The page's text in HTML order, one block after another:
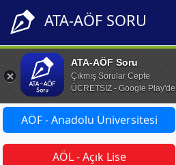
ATA-AÖF SORU
ATA-AÖF Soru
Çıkmış Sorular Cepte
ÜCRETSİZ - Google Play'de
AÖF - Anadolu Üniversitesi
AÖL - Açık Lise